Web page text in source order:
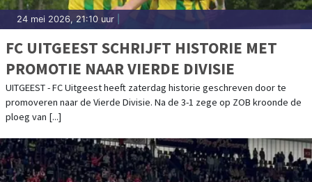
24 mei 2026, 21:10 uur
FC UITGEEST SCHRIJFT HISTORIE MET
PROMOTIE NAAR VIERDE DIVISIE
UITGEEST - FC Uitgeest heeft zaterdag historie geschreven door te
promoveren naar de Vierde Divisie. Na de 3-1 zege op ZOB kroonde de
ploeg van [...]